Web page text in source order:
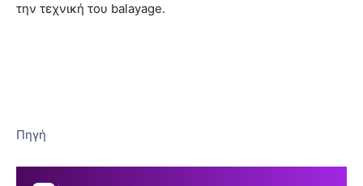
την τεχνική του balayage.
Πηγή